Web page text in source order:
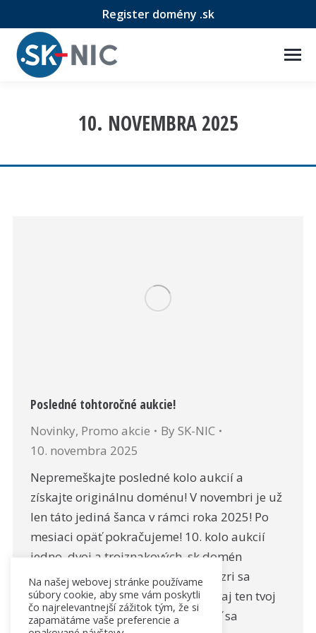
Register domény .sk
10. NOVEMBRA 2025
Posledné tohtoročné aukcie!
Novinky, Promo akcie By SK-NIC
10. novembra 2025
Nepremeškajte posledné kolo aukcií a
získajte originálnu doménu! V novembri je už
len táto jediná šanca v rámci roka 2025! Po
mesiaci opäť pokračujeme! 10. kolo aukcií
jedno, dvoj a trojznakových .sk domén
štartuje už 12. novembra 2025. Pozri sa
na náš web, či je v tomto zozname aj ten tvoj
vysnívaný názov… Možnosť zapojiť sa
Na našej webovej stránke používame
súbory cookie, aby sme vám poskytli
čo najrelevantnejší zážitok tým, že si
zapamätáme vaše preferencie a